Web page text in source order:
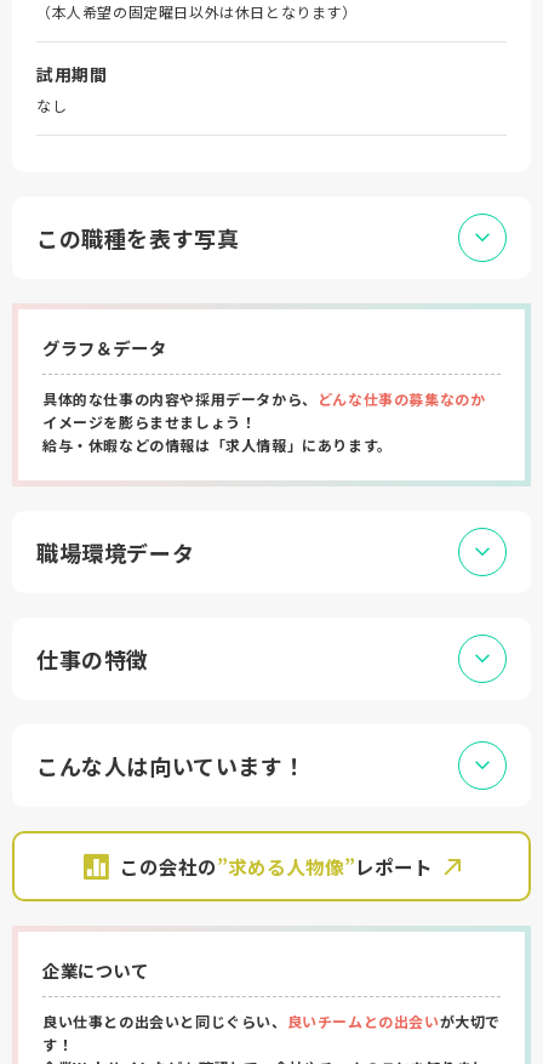
（本人希望の固定曜日以外は休日となります）
試用期間
なし
この職種を表す写真
グラフ＆データ
具体的な仕事の内容や採用データから、
どんな仕事の募集なのか
イメージを膨らませましょう！
給与・休暇などの情報は「求人情報」にあります。
職場環境データ
仕事の特徴
こんな人は向いています！
この会社の”求める人物像”レポート
企業について
良い仕事との出会いと同じぐらい、 良いチームとの出会いが大切で
す！